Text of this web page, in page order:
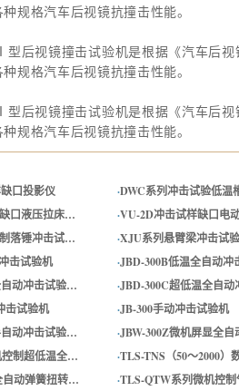
种规格汽车后视镜抗撞击性能。
后视镜撞击试验机是根据《汽车后视
种规格汽车后视镜抗撞击性能。
后视镜撞击试验机是根据《汽车后视
种规格汽车后视镜抗撞击性能。
口投影仪 ·DWC系列冲击试验低温
口液压拉床… ·VU-2D冲击试样缺口电
落锤冲击试… ·XJU系列悬臂梁冲击试
击试验机 ·JBD-300B低温全自动
自动冲击试验… ·JBD-300C超低温全自
击试验机 ·JB-300手动冲击试验机
自动冲击试验… ·JBW-300Z微机屏显全
控制超低温全… ·TLS-TNS（50～2000）
自动弹簧扭转… ·TLS-QTW系列微机控